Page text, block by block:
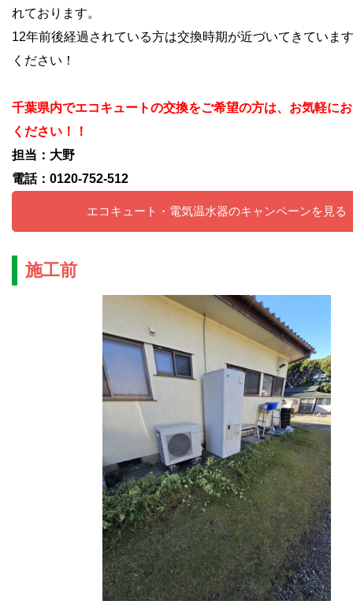
れております。
12年前後経過されている方は交換時期が近づいてきていま
ください！
千葉県内でエコキュートの交換をご希望の方は、お気軽に
ください！！
担当：大野
電話：0120-752-512
エコキュート・電気温水器のキャンペーンを見る
施工前